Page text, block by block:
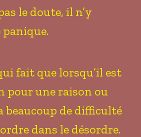
le doute, il n’y
fait que lorsqu’il est
pour une raison ou
beaucoup de difficulté
dans le désordre.